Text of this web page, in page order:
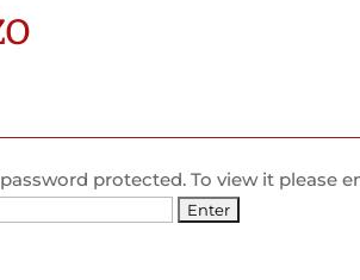
protected. To view it please